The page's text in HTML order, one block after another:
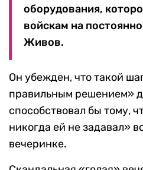
оборудования,
войскам на
Живов.
Он убежден, что такой
правильным решением»
способствовал бы тому,
никогда ей не задавал»
вечеринке.